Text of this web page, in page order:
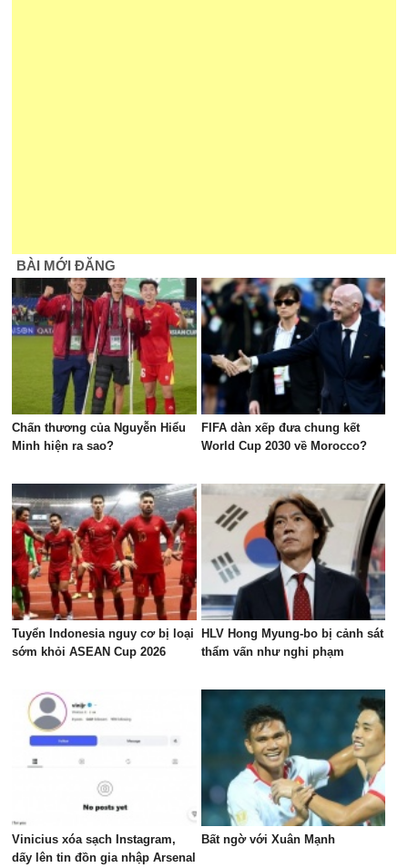
BÀI MỚI ĐĂNG
Chấn thương của Nguyễn Hiểu
Minh hiện ra sao?
FIFA dàn xếp đưa chung kết
World Cup 2030 về Morocco?
Tuyển Indonesia nguy cơ bị loại
sớm khỏi ASEAN Cup 2026
HLV Hong Myung-bo bị cảnh sát
thẩm vấn như nghi phạm
Vinicius xóa sạch Instagram,
dấy lên tin đồn gia nhập Arsenal
Bất ngờ với Xuân Mạnh